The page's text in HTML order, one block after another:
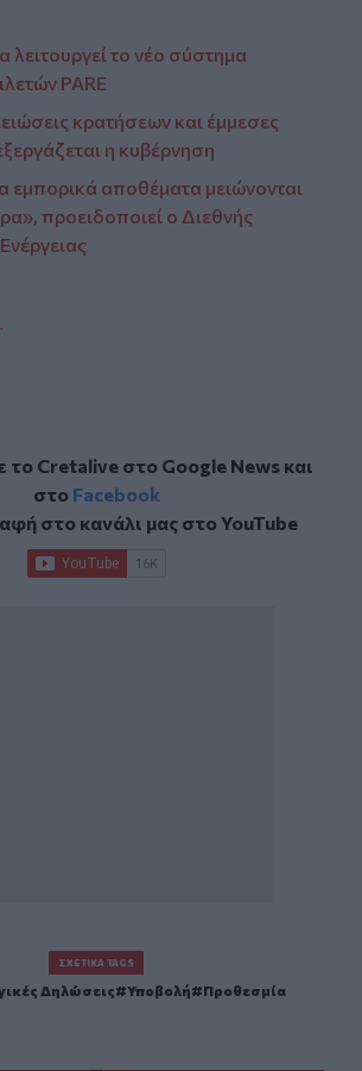
το νέο σύστημα
PARE
κρατήσεων και έμμεσες
η κυβέρνηση
εμπορικά αποθέματα μειώνονται
προειδοποιεί ο Διεθνής
το Cretalive στο Google Newsκαι
στο Facebook
στο κανάλι μας στοYouTube
ΣΧΕΤΙΚΆ TAGS
Δηλώσεις Υποβολή Προθεσμία